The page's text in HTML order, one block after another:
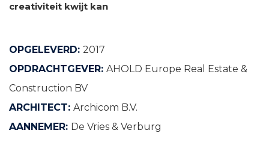
creativiteit kwijt kan
OPGELEVERD: 2017
OPDRACHTGEVER: AHOLD Europe Real Estate &
Construction BV
ARCHITECT: Archicom B.V.
AANNEMER: De Vries & Verburg